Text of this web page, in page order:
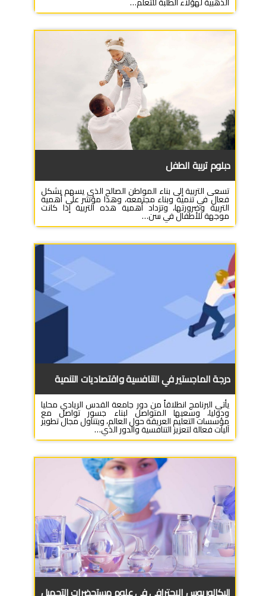
دبلوم تربية الطفل
تسعى التربية إلى بناء المواطن الصالح الذي يسهم بشكل
فعال في تنمية وبناء مجتمعه، وهذا مؤشر على أهمية
التربية وضرورتها، وتزداد أهمية هذه التربية إذا كانت
موجهة للأطفال في سن…
درجة الماجستير في التنافسية واقتصاديات التنمية
يأتي البرنامج انطلاقاً من دور جامعة القدس الريادي محليا
ودوليا، وسعيها المتواصل لبناء جسور تواصل مع
مؤسسات التعليم العريقة حول العالم، ويتناول مجال تطوير
آليات فعالة لتعزيز التنافسية والدور الذي…
البكالوريوس الاحترافي في علوم مستحضرات التجميل